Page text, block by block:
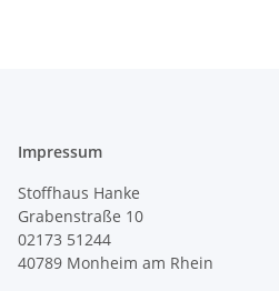
Impressum
Stoffhaus Hanke
Grabenstraße 10
02173 51244
40789 Monheim am Rhein